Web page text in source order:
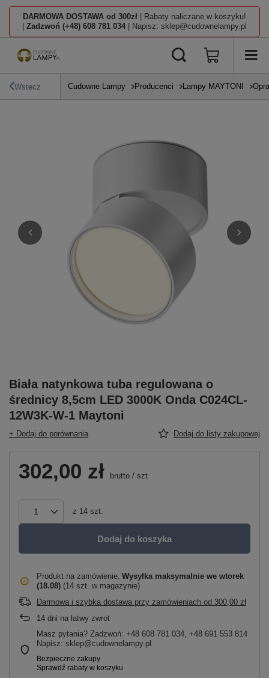
DARMOWA DOSTAWA od 300zł | Rabaty naliczane w koszyku!
Zadzwoń (+48) 608 781 034 | Napisz: sklep@cudownelampy.pl
Wstecz Cudowne Lampy Producenci Lampy MAYTONI
Biała natynkowa tuba regulowana o
średnicy 8,5cm LED 3000K Onda C024CL-
12W3K-W-1 Maytoni
+ Dodaj do porównania Dodaj do listy zakupowej
302,00 zł brutto / szt.
z 14 szt.
Dodaj do koszyka
Produkt na zamówienie Wysyłka maksymalnie we wtorek
(18.08) (14 szt. w magazynie)
Darmowa i szybka dostawa przy zamówieniach od 300,00 zł
14 dni na łatwy zwrot
Masz pytania? Zadzwoń: +48 608 781 034, +48 691 553 814
Napisz: sklep@cudownelampy.pl